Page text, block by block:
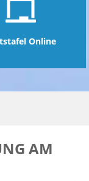
Online
AM